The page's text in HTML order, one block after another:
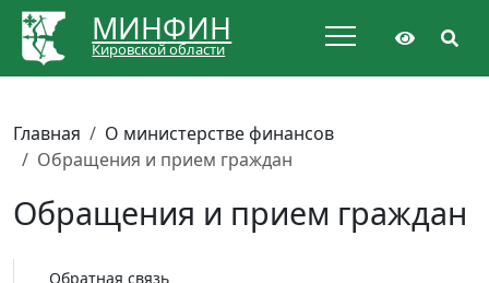
МИНФИН
Кировской области
Главная
О министерстве финансов
Обращения и прием граждан
Обращения и прием граждан
Обратная связь